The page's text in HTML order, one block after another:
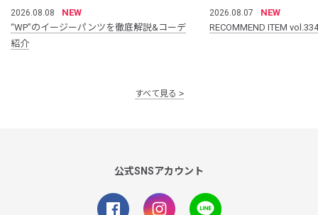
2026.08.08
NEW
“WP”のイージーパンツを徹底解説&コーデ
紹介
2026.08.07
NEW
RECOMMEND ITEM vol.334
すべて見る
公式SNSアカウント